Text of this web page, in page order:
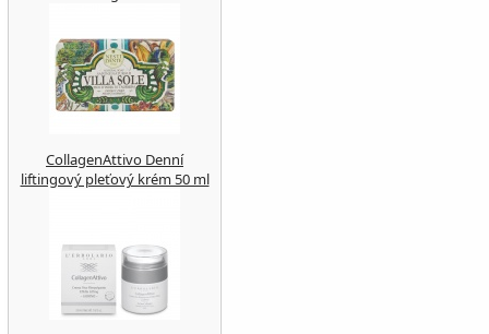
CollagenAttivo Denní
liftingový pleťový krém 50 ml